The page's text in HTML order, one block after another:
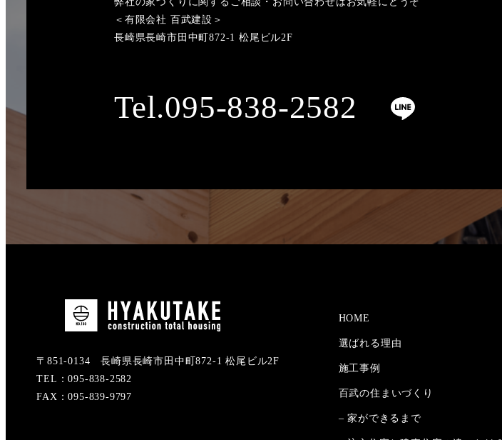
＜有限会社 百武建設＞
長崎県長崎市田中町872-1 松尾ビル2F
Tel.095-838-2582
〒851-0134 長崎県長崎市田中町872-1 松尾ビル2F
TEL：095-838-2582
FAX：095-839-9797
HOME
選ばれる理由
施工事例
百武の住まいづくり
– 家ができるまで